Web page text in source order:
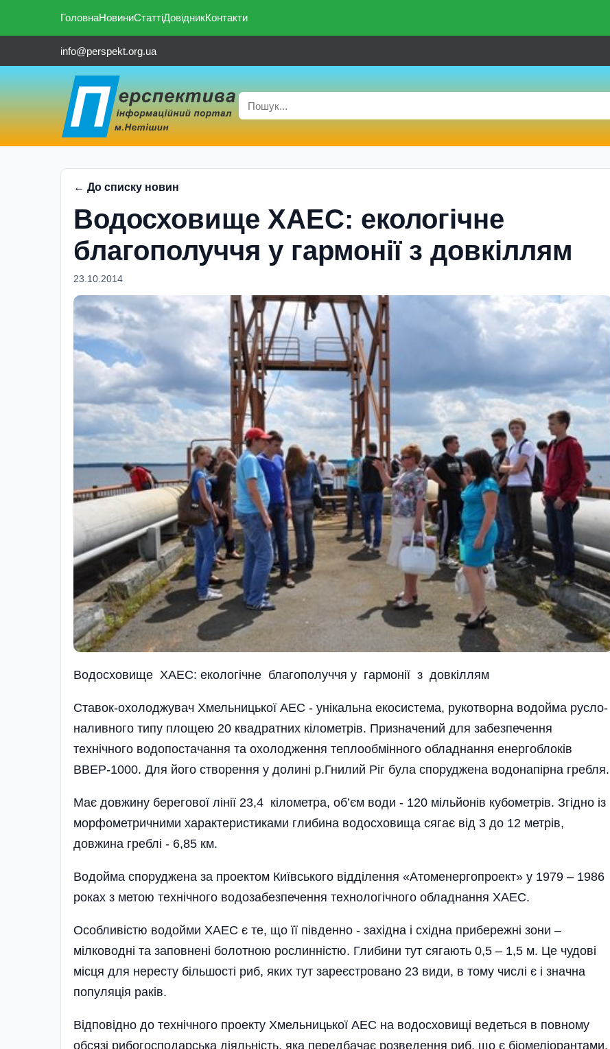
ГоловнаНовиниСтаттіДовідникКонтакти
info@perspekt.org.ua
← До списку новин
Водосховище ХАЕС: екологічне
благополуччя у гармонії з довкіллям
23.10.2014
Водосховище ХАЕС: екологічне благополуччя у гармонії з довкіллям
Ставок-охолоджувач Хмельницької АЕС - унікальна екосистема, рукотворна водойма русло-
наливного типу площею 20 квадратних кілометрів. Призначений для забезпечення
технічного водопостачання та охолодження теплообмінного обладнання енергоблоків
ВВЕР-1000. Для його створення у долині р.Гнилий Ріг була споруджена водонапірна гребля.
Має довжину берегової лінії 23,4 кілометра, об’єм води - 120 мільйонів кубометрів. Згідно із
морфометричними характеристиками глибина водосховища сягає від 3 до 12 метрів,
довжина греблі - 6,85 км.
Водойма споруджена за проектом Київського відділення «Атоменергопроект» у 1979 – 1986
роках з метою технічного водозабезпечення технологічного обладнання ХАЕС.
Особливістю водойми ХАЕС є те, що її південно - західна і східна прибережні зони –
мілководні та заповнені болотною рослинністю. Глибини тут сягають 0,5 – 1,5 м. Це чудові
місця для нересту більшості риб, яких тут зареєстровано 23 види, в тому числі є і значна
популяція раків.
Відповідно до технічного проекту Хмельницької АЕС на водосховищі ведеться в повному
обсязі рибогосподарська діяль­ність, яка передбачає розведення риб, що є біомеліорантами.